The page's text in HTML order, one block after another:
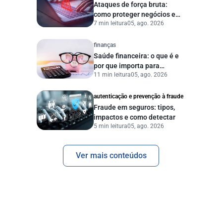
Ataques de força bruta:
como proteger negócios e
dados digitais
7 min leitura05, ago. 2026
finanças
Saúde financeira: o que é e
por que importa para
pessoas e empresas?
11 min leitura05, ago. 2026
autenticação e prevenção à fraude
Fraude em seguros: tipos,
impactos e como detectar
5 min leitura05, ago. 2026
Ver mais conteúdos